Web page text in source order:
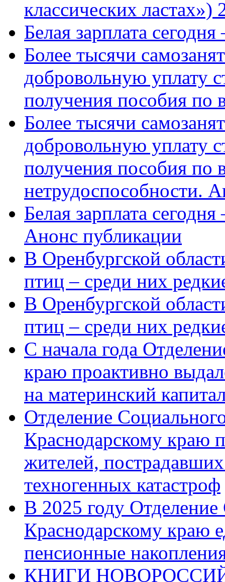
классических ластах»)
Белая зарплата
Более тысячи
добровольную уплату
получения пособия по
Более тысячи
добровольную уплату
получения пособия по
нетрудоспособности.
Белая зарплата
Анонс публикации
В Оренбургской
птиц – среди них
В Оренбургской
птиц – среди них
С начала года
краю проактивно
на материнский
Отделение
Краснодарскому краю
жителей,
техногенных катастроф
В 2025 году
Краснодарскому краю
пенсионные
КНИГИ